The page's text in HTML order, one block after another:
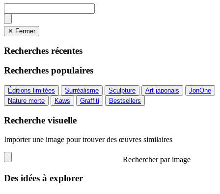
✕ Fermer
Recherches récentes
Recherches populaires
Éditions limitées Surréalisme Sculpture Art japonais
JonOne
Nature morte
Kaws Graffiti Bestsellers
Recherche visuelle
Importer une image pour trouver des œuvres similaires
Rechercher par image
Des idées à explorer